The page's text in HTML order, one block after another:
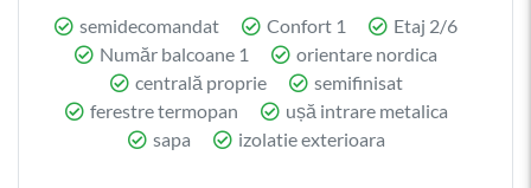
semidecomandat Confort 1
Etaj 2/6
Număr balcoane 1
orientare nordica
centrală proprie
semifinisat
ferestre termopan
ușă intrare metalica
sapa
izolatie exterioara